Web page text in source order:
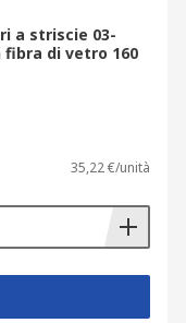
a striscie 03-
fibra di vetro 160
35,22 €/unità